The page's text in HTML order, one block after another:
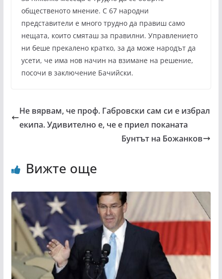
общественото мнение. С 67 народни
представители е много трудно да правиш само
нещата, които смяташ за правилни. Управлението
ни беше прекалено кратко, за да може народът да
усети, че има нов начин на взимане на решение,
посочи в заключение Бачийски.
Не вярвам, че проф. Габровски сам си е избрал
екипа. Удивително е, че е приел поканата
Бунтът на Божанков
Вижте още